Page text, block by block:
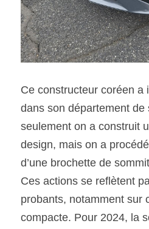
Ce constructeur coréen a
dans son département de
seulement on a construit
design, mais on a
d’une brochette de
Ces actions se reflètent
probants, notamment sur
compacte. Pour 2024, la